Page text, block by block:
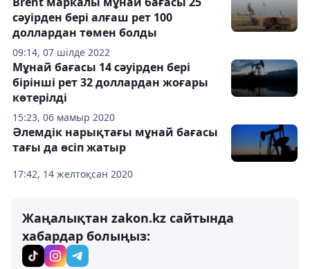
09:14, 07 шілде 2022
сәуірден бері алғаш рет 100
доллардан төмен болды
15:23, 06 мамыр 2020
Мұнай бағасы 14 сәуірден бері
бірінші рет 32 доллардан жоғары
көтерілді
17:42, 14 желтоқсан 2020
Әлемдік нарықтағы мұнай бағасы
тағы да өсіп жатыр
Жаңалықтан zakon.kz сайтында
хабардар болыңыз: